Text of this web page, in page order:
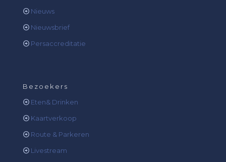
Nieuws
Nieuwsbrief
Persaccreditatie
Bezoekers
Eten& Drinken
Kaartverkoop
Route & Parkeren
Livestream